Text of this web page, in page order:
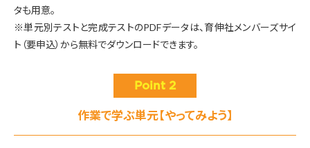
タも用意。
※単元別テストと完成テストのPDFデータは、育伸社メンバーズサイ
ト（要申込）から無料でダウンロードできます。
Point 2
作業で学ぶ単元【やってみよう】